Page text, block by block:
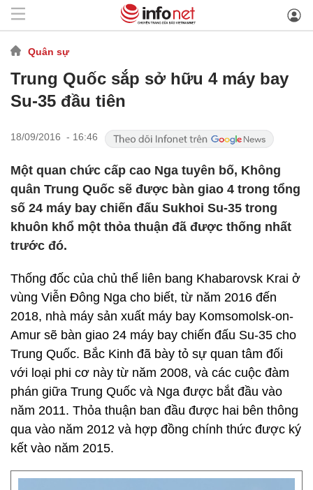
Quân sự
Trung Quốc sắp sở hữu 4 máy bay
Su-35 đầu tiên
18/09/2016 - 16:46
Một quan chức cấp cao Nga tuyên bố, Không
quân Trung Quốc sẽ được bàn giao 4 trong tổng
số 24 máy bay chiến đấu Sukhoi Su-35 trong
khuôn khổ một thỏa thuận đã được thống nhất
trước đó.
Thống đốc của chủ thể liên bang Khabarovsk Krai ở
vùng Viễn Đông Nga cho biết, từ năm 2016 đến
2018, nhà máy sản xuất máy bay Komsomolsk-on-
Amur sẽ bàn giao 24 máy bay chiến đấu Su-35 cho
Trung Quốc. Bắc Kinh đã bày tỏ sự quan tâm đối
với loại phi cơ này từ năm 2008, và các cuộc đàm
phán giữa Trung Quốc và Nga được bắt đầu vào
năm 2011. Thỏa thuận ban đầu được hai bên thông
qua vào năm 2012 và hợp đồng chính thức được ký
kết vào năm 2015.